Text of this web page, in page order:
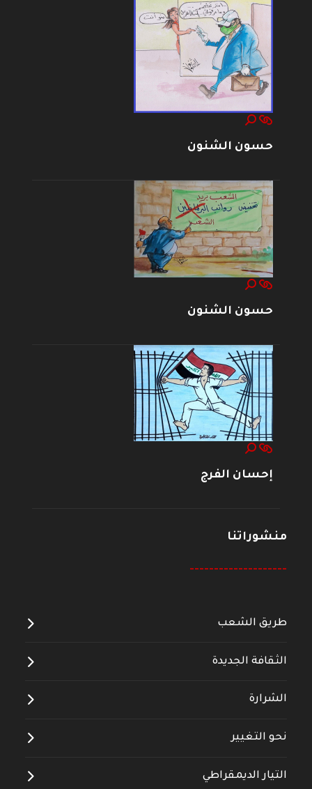
حسون الشنون
حسون الشنون
إحسان الفرج
منشوراتنا
--------------------
طريق الشعب
الثقافة الجديدة
الشرارة
نحو التغيير
التيار الديمقراطي